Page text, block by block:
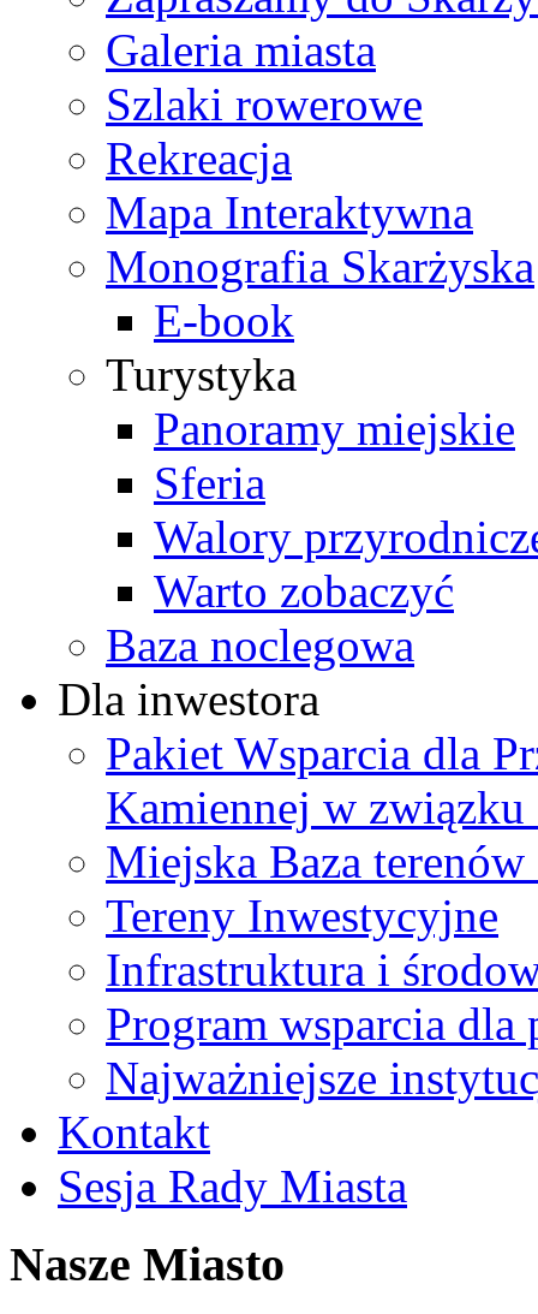
Galeria miasta
Szlaki rowerowe
Rekreacja
Mapa Interaktywna
Monografia Skarżyska
E-book
Turystyka
Panoramy miejskie
Sferia
Walory
Warto zobaczyć
Baza noclegowa
Dla inwestora
Pakiet Wsparcia dla
Kamiennej w
Miejska Baza
Tereny Inwestycyjne
Infrastruktura i
Program wsparcia
Najważniejsze
Kontakt
Sesja Rady Miasta
Nasze Miasto